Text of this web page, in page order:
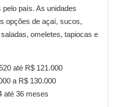
pelo país. As unidades
opções de açaí, sucos,
omeletes, tapiocas e
até R$ 121.000
a R$ 130.000
até 36 meses